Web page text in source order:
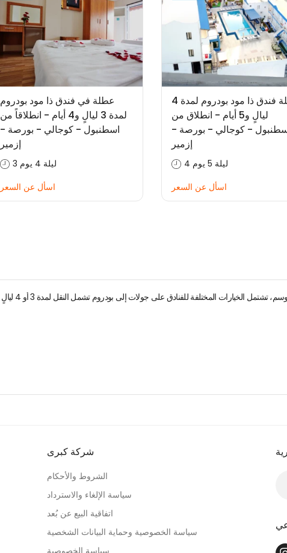
عطلة في فندق ذا مود بودروم
لمدة 3 ليالٍ و4 أيام - انطلاقاً من
اسطنبول - كوجالي - بورصة -
إزمير
3 ليلة 4 يوم
اسأل عن السعر
عطلة فندق ذا مود بودروم لمدة 4
ليالٍ و5 أيام - انطلاق من
- كوجالي - بورصة -
إزمير
4 ليلة 5 يوم
اسأل عن السعر
شركة كبرى
الشروط والأحكام
سياسة الإلغاء والاسترداد
اتفاقية البيع عن بُعد
سياسة الخصوصية وحماية البيانات الشخصية